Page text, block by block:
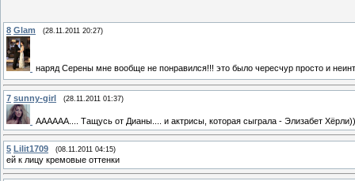
8 Glam (28.11.2011 20:27)
наряд Серены мне вообще не понравился!!! это было чересчур просто и
7 sunny-girl (28.11.2011 01:37)
АААААА.... Тащусь от Дианы.... и актрисы, которая сыграла - Элизабет
5 Lilit1709 (08.11.2011 04:15)
ей к лицу кремовые оттенки